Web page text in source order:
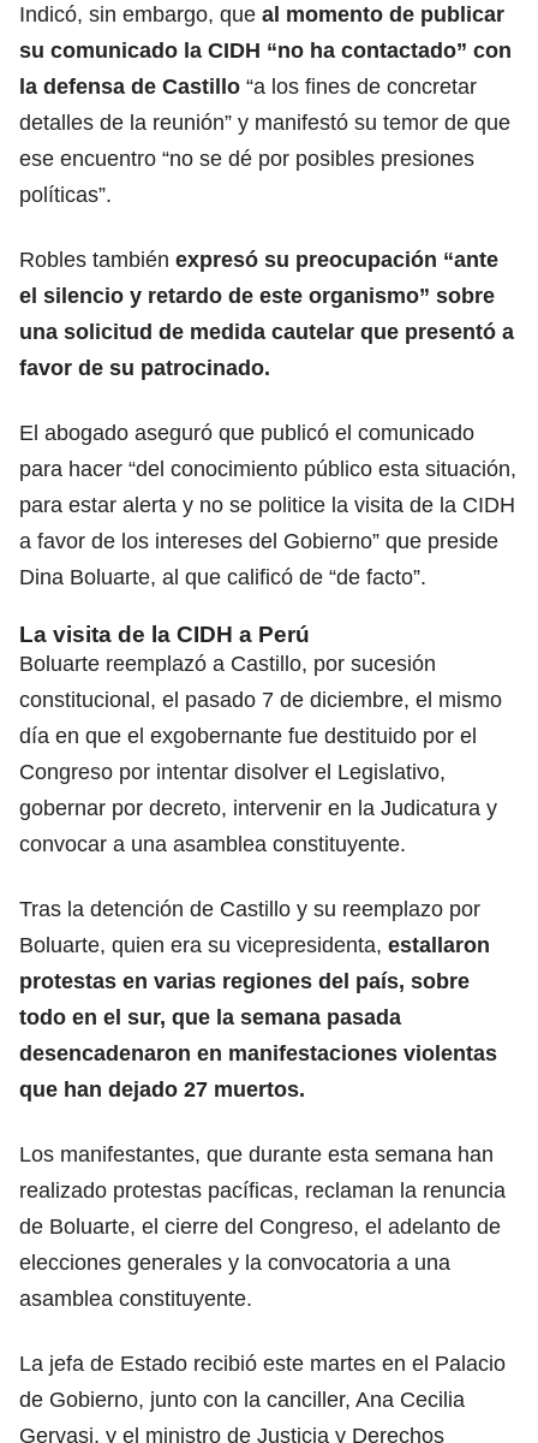
Indicó, sin embargo, que al momento de publicar
su comunicado la CIDH “no ha contactado” con
la defensa de Castillo “a los fines de concretar
detalles de la reunión” y manifestó su temor de que
ese encuentro “no se dé por posibles presiones
políticas”.
Robles también expresó su preocupación “ante
el silencio y retardo de este organismo” sobre
una solicitud de medida cautelar que presentó a
favor de su patrocinado.
El abogado aseguró que publicó el comunicado
para hacer “del conocimiento público esta situación,
para estar alerta y no se politice la visita de la CIDH
a favor de los intereses del Gobierno” que preside
Dina Boluarte, al que calificó de “de facto”.
La visita de la CIDH a Perú
Boluarte reemplazó a Castillo, por sucesión
constitucional, el pasado 7 de diciembre, el mismo
día en que el exgobernante fue destituido por el
Congreso por intentar disolver el Legislativo,
gobernar por decreto, intervenir en la Judicatura y
convocar a una asamblea constituyente.
Tras la detención de Castillo y su reemplazo por
Boluarte, quien era su vicepresidenta, estallaron
protestas en varias regiones del país, sobre
todo en el sur, que la semana pasada
desencadenaron en manifestaciones violentas
que han dejado 27 muertos.
Los manifestantes, que durante esta semana han
realizado protestas pacíficas, reclaman la renuncia
de Boluarte, el cierre del Congreso, el adelanto de
elecciones generales y la convocatoria a una
asamblea constituyente.
La jefa de Estado recibió este martes en el Palacio
de Gobierno, junto con la canciller, Ana Cecilia
Gervasi, y el ministro de Justicia y Derechos